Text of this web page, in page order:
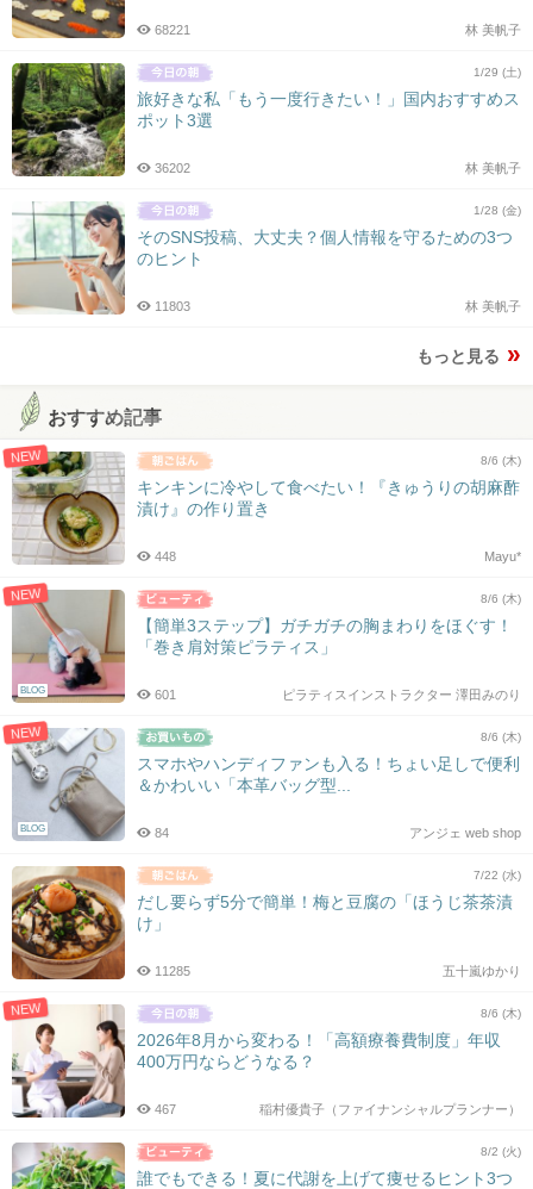
林 美帆子
68221
1/29 (土)
旅好きな私「もう一度行きたい！」国内おすすめス
ポット3選
林 美帆子
36202
1/28 (金)
そのSNS投稿、大丈夫？個人情報を守るための3つ
のヒント
林 美帆子
11803
もっと見る
おすすめ記事
NEW 8/6 (木)
キンキンに冷やして食べたい！『きゅうりの胡麻酢
漬け』の作り置き
Mayu*
448
NEW
BLOG
8/6 (木)
【簡単3ステップ】ガチガチの胸まわりをほぐす！
「巻き肩対策ピラティス」
ピラティスインストラクター 澤田みのり
601
NEW
BLOG
8/6 (木)
スマホやハンディファンも入る！ちょい足しで便利
＆かわいい「本革バッグ型...
アンジェ web shop
84
7/22 (水)
だし要らず5分で簡単！梅と豆腐の「ほうじ茶茶漬
け」
五十嵐ゆかり
11285
NEW 8/6 (木)
2026年8月から変わる！「高額療養費制度」年収
400万円ならどうなる？
稲村優貴子（ファイナンシャルプランナー）
467
8/2 (火)
誰でもできる！夏に代謝を上げて痩せるヒント3つ